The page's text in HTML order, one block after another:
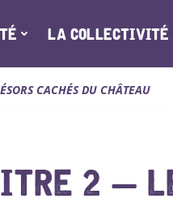
LA COLLECTIVITÉ
CACHÉS DU CHÂTEAU
2 —